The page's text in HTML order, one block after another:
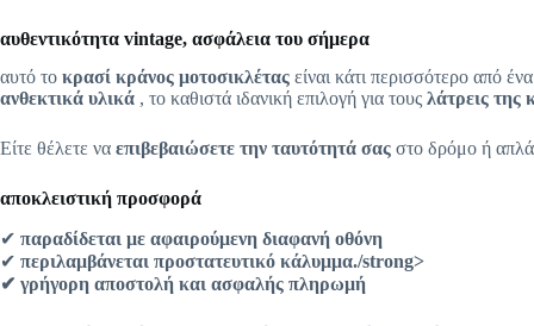
αυθεντικότητα vintage, ασφάλεια του σήμερα
αυτό το κρασί κράνος μοτοσικλέτας είναι κάτι περισσότερο από
ανθεκτικά υλικά , το καθιστά ιδανική επιλογή για τους λάτρεις της
Είτε θέλετε να επιβεβαιώσετε την ταυτότητά σας στο δρόμο ή
αποκλειστική προσφορά
✔ παραδίδεται με αφαιρούμενη διαφανή οθόνη
✔ περιλαμβάνεται προστατευτικό κάλυμμα./strong>
✔ γρήγορη αποστολή και ασφαλής πληρωμή